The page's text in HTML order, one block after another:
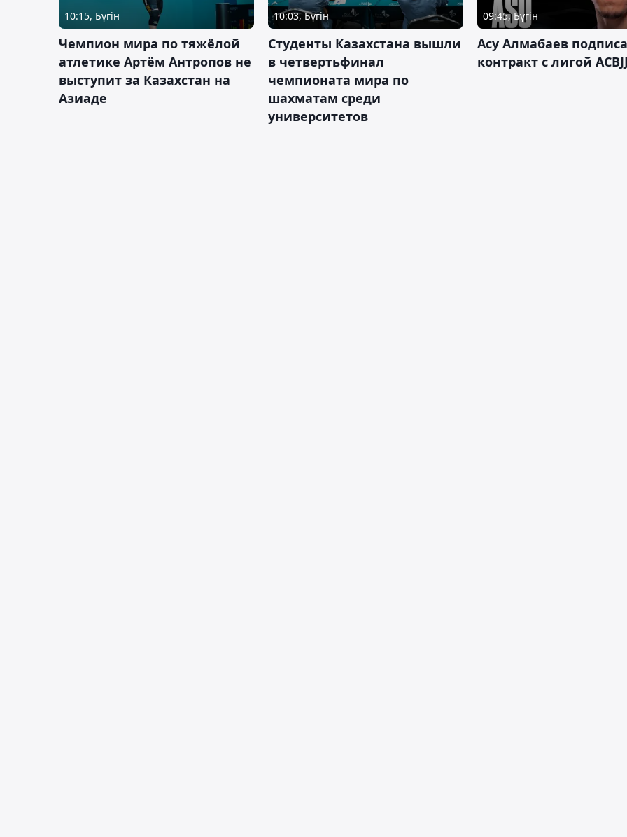
10:15, Бүгін
Чемпион мира по тяжёлой
атлетике Артём Антропов не
выступит за Казахстан на
Азиаде
10:03, Бүгін
Студенты Казахстана вышли
в четвертьфинал
чемпионата мира по
шахматам среди
университетов
09:45, Бүгін
Асу Алмабаев
контракт с лигой ACBJJ